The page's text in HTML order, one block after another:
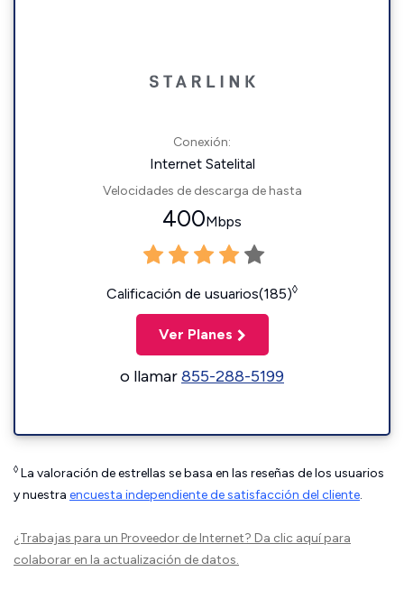
Conexión:
Internet Satelital
Velocidades de descarga de hasta
400Mbps
Calificación de usuarios(185)◊
Ver Planes
o llamar855-288-5199
◊ La valoración de estrellas se basa en las reseñas de los usuarios
y nuestra encuesta independiente de satisfacción del cliente.
¿Trabajas para un Proveedor de Internet? Da clic aquípara
colaborar en la actualización de datos.